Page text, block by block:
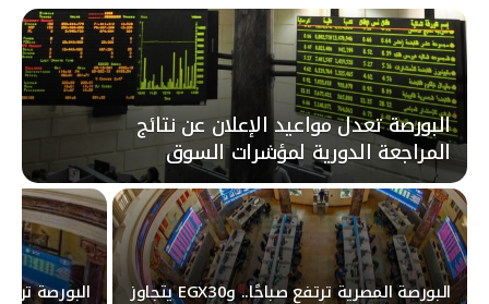
البورصة تعدل مواعيد الإعلان عن نتائج
المراجعة الدورية لمؤشرات السوق
الرئيسي
البورصة المصرية ترتفع صباحًا.. وEGX30 يتجاوز